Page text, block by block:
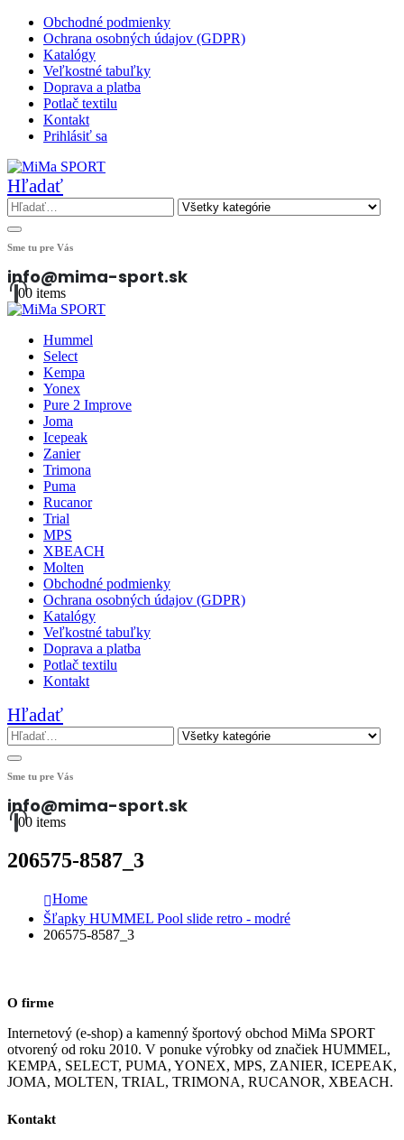
Obchodné podmienky
Ochrana osobných údajov (GDPR)
Katalógy
Veľkostné tabuľky
Doprava a platba
Potlač textilu
Kontakt
Prihlásiť sa
Hľadať
Sme tu pre Vás
info@mima-sport.sk
00 items
Hummel
Select
Kempa
Yonex
Pure 2 Improve
Joma
Icepeak
Zanier
Trimona
Puma
Rucanor
Trial
MPS
XBEACH
Molten
Obchodné podmienky
Ochrana osobných údajov (GDPR)
Katalógy
Veľkostné tabuľky
Doprava a platba
Potlač textilu
Kontakt
Hľadať
Sme tu pre Vás
info@mima-sport.sk
00 items
206575-8587_3
Home
Šľapky HUMMEL Pool slide retro - modré
206575-8587_3
O firme
Internetový (e-shop) a kamenný športový obchod MiMa SPORT
otvorený od roku 2010. V ponuke výrobky od značiek HUMMEL,
KEMPA, SELECT, PUMA, YONEX, MPS, ZANIER, ICEPEAK,
JOMA, MOLTEN, TRIAL, TRIMONA, RUCANOR, XBEACH.
Kontakt